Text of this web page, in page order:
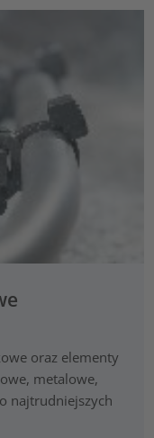
oraz elementy
metalowe,
najtrudniejszych